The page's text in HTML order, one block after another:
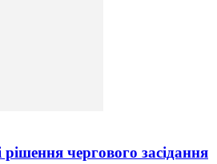
чергового засідання